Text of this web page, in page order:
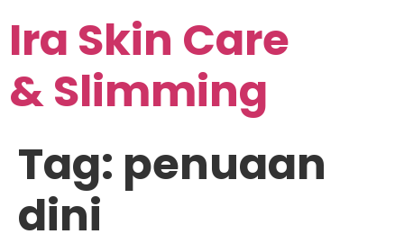
Ira Skin Care
& Slimming
Tag: penuaan
dini